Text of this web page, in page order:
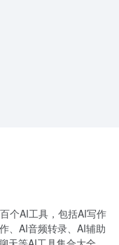
个AI工具，包括AI写作
、AI音频转录、AI辅助